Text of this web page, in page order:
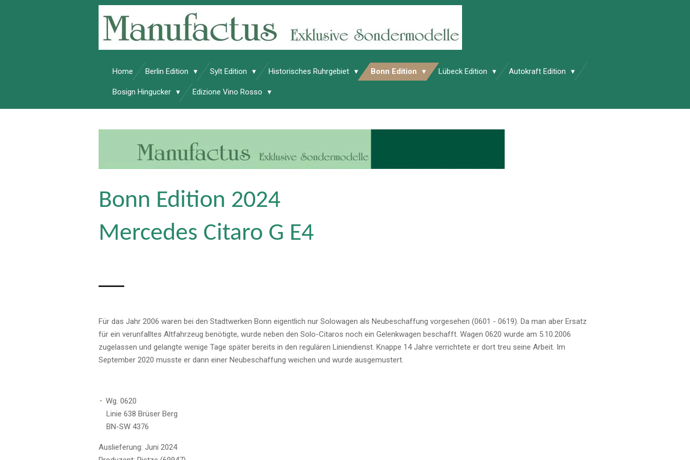
Home Berlin Edition Sylt Edition Historisches Ruhrgebiet Bonn Edition Lübeck Edition Autokraft Edition
Bosign Hingucker Edizione Vino Rosso
Bonn Edition 2024
Mercedes Citaro G E4
Für das Jahr 2006 waren bei den Stadtwerken Bonn eigentlich nur Solowagen als Neubeschaffung vorgesehen (0601 - 0619). Da man aber Ersatz
für ein verunfalltes Altfahrzeug benötigte, wurde neben den Solo-Citaros noch ein Gelenkwagen beschafft. Wagen 0620 wurde am 5.10.2006
zugelassen und gelangte wenige Tage später bereits in den regulären Liniendienst. Knappe 14 Jahre verrichtete er dort treu seine Arbeit. Im
September 2020 musste er dann einer Neubeschaffung weichen und wurde ausgemustert.
Wg. 0620
Linie 638 Brüser Berg
BN-SW 4376
Auslieferung: Juni 2024